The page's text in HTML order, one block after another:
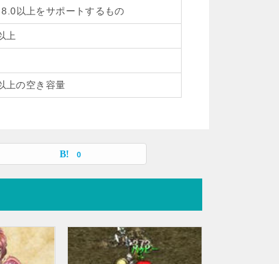
以上をサポートするもの
上
上の空き容量
0